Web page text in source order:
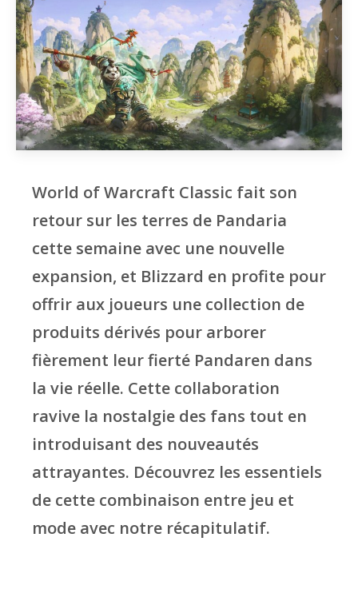
World of Warcraft Classic fait son
retour sur les terres de Pandaria
cette semaine avec une nouvelle
expansion, et Blizzard en profite pour
offrir aux joueurs une collection de
produits dérivés pour arborer
fièrement leur fierté Pandaren dans
la vie réelle. Cette collaboration
ravive la nostalgie des fans tout en
introduisant des nouveautés
attrayantes. Découvrez les essentiels
de cette combinaison entre jeu et
mode avec notre récapitulatif.